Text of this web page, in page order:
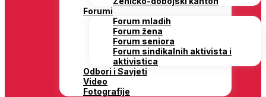
Forumi
Forum mladih
Forum žena
Forum seniora
Forum sindikalnih aktivista i
aktivistica
Odbori i Savjeti
Video
Fotografije